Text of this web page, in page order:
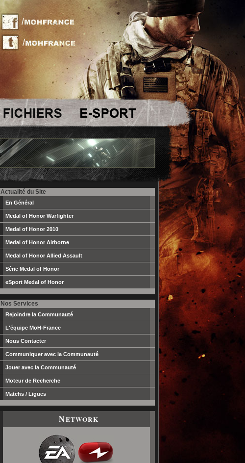
Actualité du Site
En Général
Medal of Honor Warfighter
Medal of Honor 2010
Medal of Honor Airborne
Medal of Honor Allied Assault
Série Medal of Honor
eSport Medal of Honor
Nos Services
Rejoindre la Communauté
L'équipe MoH-France
Nous Contacter
Communiquer avec la Communauté
Jouer avec la Communauté
Moteur de Recherche
Matchs / Ligues
NETWORK